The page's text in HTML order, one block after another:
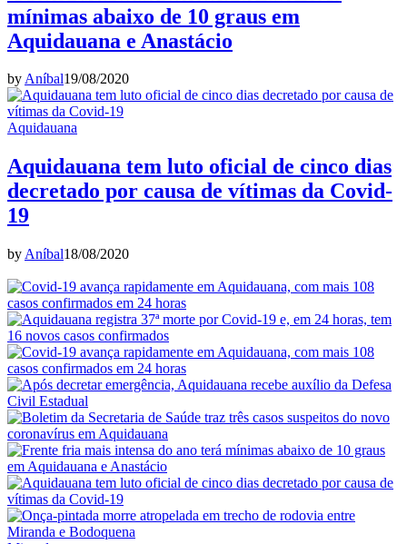
mínimas abaixo de 10 graus em
Aquidauana e Anastácio
byAníbal19/08/2020
Aquidauana
Aquidauana tem luto oficial de cinco dias
decretado por causa de vítimas da Covid-
19
by Aníbal18/08/2020